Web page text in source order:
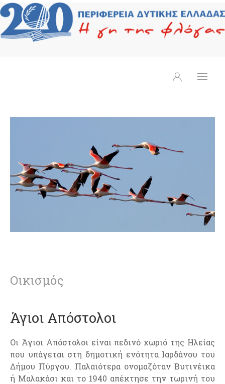
Οικισμός
Άγιοι Απόστολοι
Οι Άγιοι Απόστολοι είναι πεδινό χωριό της Ηλείας
που υπάγεται στη δημοτική ενότητα Ιαρδάνου του
Δήμου Πύργου. Παλαιότερα ονομαζόταν Βυτινέικα
ή Μαλακάσι και το 1940 απέκτησε την τωρινή του